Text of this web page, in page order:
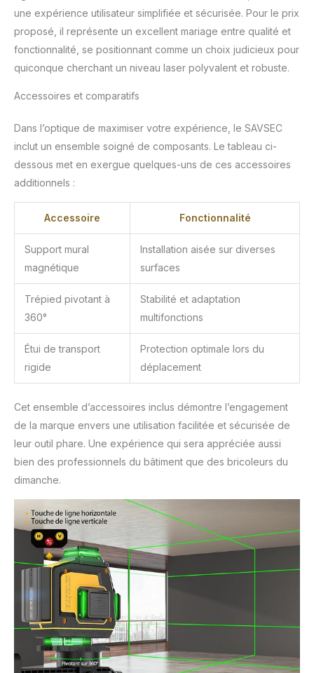
une expérience utilisateur simplifiée et sécurisée. Pour le prix
proposé, il représente un excellent mariage entre qualité et
fonctionnalité, se positionnant comme un choix judicieux pour
quiconque cherchant un niveau laser polyvalent et robuste.
Accessoires et comparatifs
Dans l’optique de maximiser votre expérience, le SAVSEC
inclut un ensemble soigné de composants. Le tableau ci-
dessous met en exergue quelques-uns de ces accessoires
additionnels :
Accessoire Fonctionnalité
Support mural
magnétique
Installation aisée sur diverses
surfaces
Trépied pivotant à
360°
Stabilité et adaptation
multifonctions
Étui de transport
rigide
Protection optimale lors du
déplacement
Cet ensemble d’accessoires inclus démontre l’engagement
de la marque envers une utilisation facilitée et sécurisée de
leur outil phare. Une expérience qui sera appréciée aussi
bien des professionnels du bâtiment que des bricoleurs du
dimanche.